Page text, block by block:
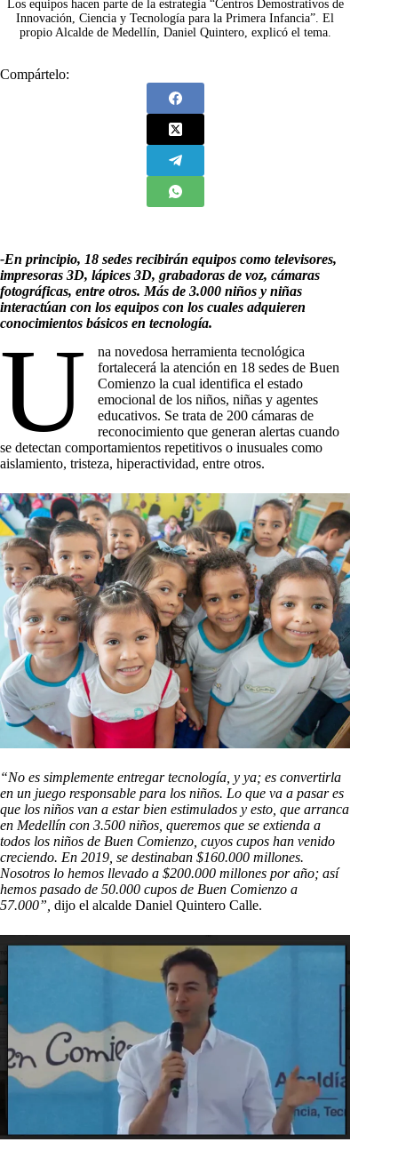
Los equipos hacen parte de la estrategia “Centros Demostrativos de
Innovación, Ciencia y Tecnología para la Primera Infancia”. El
propio Alcalde de Medellín, Daniel Quintero, explicó el tema.
Compártelo:
-En principio, 18 sedes recibirán equipos como televisores,
impresoras 3D, lápices 3D, grabadoras de voz, cámaras
fotográficas, entre otros. Más de 3.000 niños y niñas
interactúan con los equipos con los cuales adquieren
conocimientos básicos en tecnología.
U
na novedosa herramienta tecnológica
fortalecerá la atención en 18 sedes de Buen
Comienzo la cual identifica el estado
emocional de los niños, niñas y agentes
educativos. Se trata de 200 cámaras de
reconocimiento que generan alertas cuando
se detectan comportamientos repetitivos o inusuales como
aislamiento, tristeza, hiperactividad, entre otros.
“No es simplemente entregar tecnología, y ya; es convertirla
en un juego responsable para los niños. Lo que va a pasar es
que los niños van a estar bien estimulados y esto, que arranca
en Medellín con 3.500 niños, queremos que se extienda a
todos los niños de Buen Comienzo, cuyos cupos han venido
creciendo. En 2019, se destinaban $160.000 millones.
Nosotros lo hemos llevado a $200.000 millones por año; así
hemos pasado de 50.000 cupos de Buen Comienzo a
57.000”, dijo el alcalde Daniel Quintero Calle.